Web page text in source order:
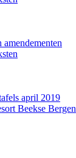
amendementen
april 2019
Beekse Bergen